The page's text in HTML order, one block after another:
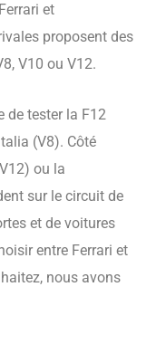
et
proposent des
V10 ou V12.
de tester la F12
(V8). Côté
ou la
sur le circuit de
et de voitures
entre Ferrari et
nous avons